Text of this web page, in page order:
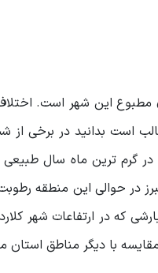
مطبوع این شهر است.
حدودا 30 درجه زیر صفر می رسد، جالب است بدانید
در گرم ترین ماه سال
در حوالی این منطقه
که در ارتفاعات شهر
با دیگر مناطق استان